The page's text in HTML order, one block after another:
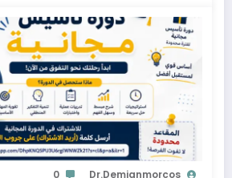
Dr.demianmorcos
0